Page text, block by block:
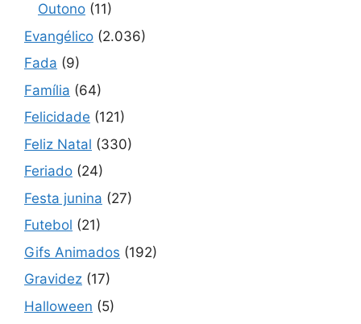
Outono (11)
Evangélico (2.036)
Fada (9)
Família (64)
Felicidade (121)
Feliz Natal (330)
Feriado (24)
Festa junina (27)
Futebol (21)
Gifs Animados (192)
Gravidez (17)
Halloween (5)